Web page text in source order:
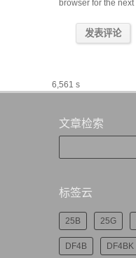
browser for the next
6,561 s
文章检索
标签云
25B 25G
DF4B DF4BK